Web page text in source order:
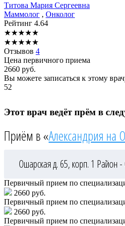
Титова Мария Сергеевна
Маммолог , Онколог
Рейтинг 4.64
★★★★★
★★★★★
Отзывов 4
Цена первичного приема
2660 руб.
Вы можете записаться к этому
52
Этот врач ведёт прём в
Приём в «Александрия на
Ошарская д. 65, корп. 1 Район -
Первичный прием по
2660 руб.
Первичный прием по
2660 руб.
Первичный прием по